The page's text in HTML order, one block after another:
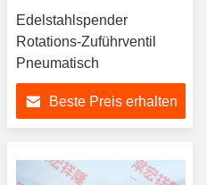
Edelstahlspender
Rotations-Zuführventil
Pneumatisch
Beste Preis erhalten